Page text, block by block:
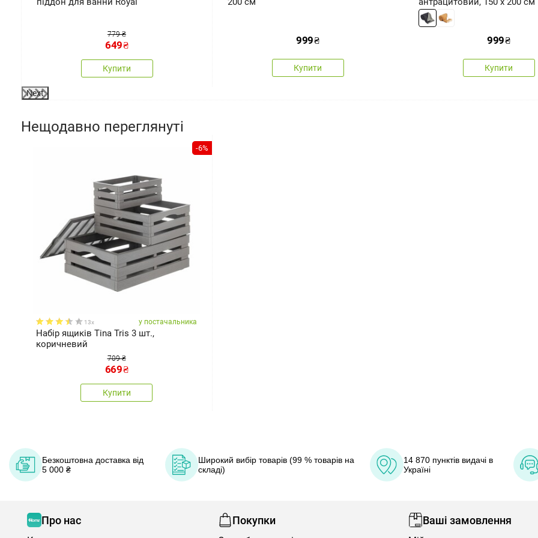
779 ₴
649₴
Купити
999₴
Купити
999₴
Купити
Next
Нещодавно переглянуті
-6%
13x у постачальника
Набір ящиків Tina Tris 3 шт.,
коричневий
709 ₴
669₴
Купити
Безкоштовна доставка від
5 000 ₴
Широкий вибір товарів (99 % товарів на
складі)
14 870 пунктів видачі в
Україні
Про нас Покупки Ваші замовлення